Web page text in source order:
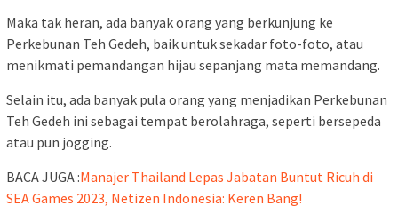
Maka tak heran, ada banyak orang yang berkunjung ke
Perkebunan Teh Gedeh, baik untuk sekadar foto-foto, atau
menikmati pemandangan hijau sepanjang mata memandang.
Selain itu, ada banyak pula orang yang menjadikan Perkebunan
Teh Gedeh ini sebagai tempat berolahraga, seperti bersepeda
atau pun jogging.
BACA JUGA :Manajer Thailand Lepas Jabatan Buntut Ricuh di
SEA Games 2023, Netizen Indonesia: Keren Bang!